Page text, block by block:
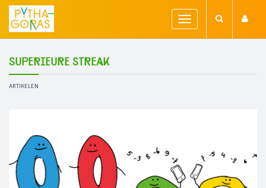
Toggle
navigation
Superieure Streak
ARTIKELEN